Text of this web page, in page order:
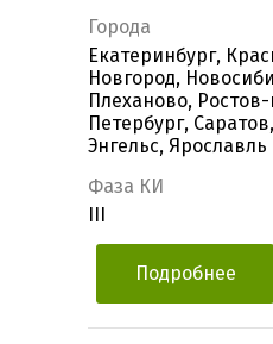
Города
Екатеринбург,
Новгород,
Плеханово,
Петербург,
Энгельс, Ярославль
Фаза КИ
Подробнее